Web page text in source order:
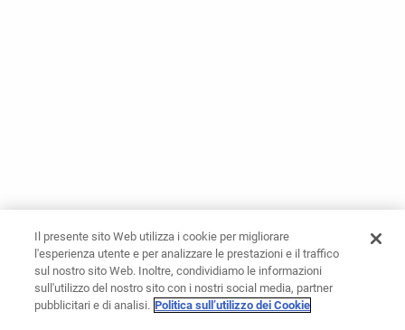
Il presente sito Web utilizza i cookie per migliorare
l'esperienza utente e per analizzare le prestazioni e il traffico
sul nostro sito Web. Inoltre, condividiamo le informazioni
sull'utilizzo del nostro sito con i nostri social media, partner
pubblicitari e di analisi. Politica sull’utilizzo dei Cookie